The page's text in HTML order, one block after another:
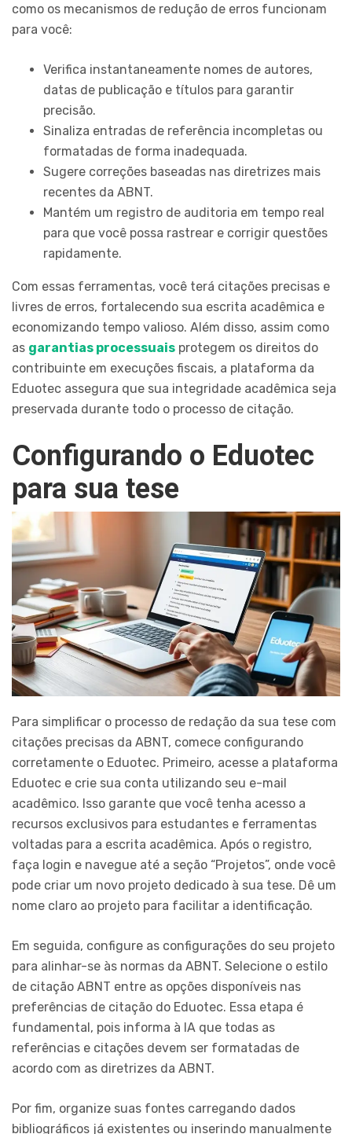
como os mecanismos de redução de erros funcionam
para você:
Verifica instantaneamente nomes de autores,
datas de publicação e títulos para garantir
precisão.
Sinaliza entradas de referência incompletas ou
formatadas de forma inadequada.
Sugere correções baseadas nas diretrizes mais
recentes da ABNT.
Mantém um registro de auditoria em tempo real
para que você possa rastrear e corrigir questões
rapidamente.
Com essas ferramentas, você terá citações precisas e
livres de erros, fortalecendo sua escrita acadêmica e
economizando tempo valioso. Além disso, assim como
as garantias processuais protegem os direitos do
contribuinte em execuções fiscais, a plataforma da
Eduotec assegura que sua integridade acadêmica seja
preservada durante todo o processo de citação.
Configurando o Eduotec
para sua tese
Para simplificar o processo de redação da sua tese com
citações precisas da ABNT, comece configurando
corretamente o Eduotec. Primeiro, acesse a plataforma
Eduotec e crie sua conta utilizando seu e-mail
acadêmico. Isso garante que você tenha acesso a
recursos exclusivos para estudantes e ferramentas
voltadas para a escrita acadêmica. Após o registro,
faça login e navegue até a seção “Projetos”, onde você
pode criar um novo projeto dedicado à sua tese. Dê um
nome claro ao projeto para facilitar a identificação.
Em seguida, configure as configurações do seu projeto
para alinhar-se às normas da ABNT. Selecione o estilo
de citação ABNT entre as opções disponíveis nas
preferências de citação do Eduotec. Essa etapa é
fundamental, pois informa à IA que todas as
referências e citações devem ser formatadas de
acordo com as diretrizes da ABNT.
Por fim, organize suas fontes carregando dados
bibliográficos já existentes ou inserindo manualmente